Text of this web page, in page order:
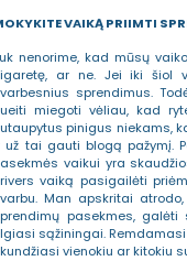
VAIKĄ PRIIMTI
nenorime, kad mūsų
ar ne. Jei iki šiol
sprendimus.
miegoti vėliau, kad
pinigus niekams,
už tai gauti blogą pažymį.
vaikui yra
vaiką pasigailėti
Man apskritai
pasekmes,
sąžiningai.
vienokiu ar kitokiu